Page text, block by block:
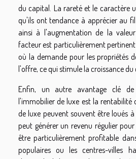
du capital. La rareté et le caractère
qu'ils ont tendance à apprécier au
ainsi à l'augmentation de la
facteur est particulièrement
où la demande pour les propriétés
l'offre, ce qui stimule la croissance du
Enfin, un autre avantage clé de
l'immobilier de luxe est la rentabilité
de luxe peuvent souvent être loués
peut générer un revenu régulier
être particulièrement profitable
populaires ou les centres-villes